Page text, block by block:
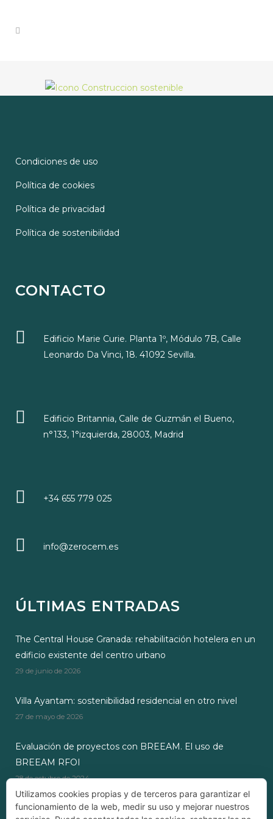
Condiciones de uso
Política de cookies
Política de privacidad
Política de sostenibilidad
CONTACTO
Edificio Marie Curie. Planta 1º, Módulo 7B, Calle
Leonardo Da Vinci, 18. 41092 Sevilla.
Edificio Britannia, Calle de Guzmán el Bueno,
n°133, 1°izquierda, 28003, Madrid
+34 655 779 025
info@zerocem.es
ÚLTIMAS ENTRADAS
The Central House Granada: rehabilitación hotelera en un
edificio existente del centro urbano
29 de junio de 2026
Villa Ayantam: sostenibilidad residencial en otro nivel
27 de mayo de 2026
Evaluación de proyectos con BREEAM. El uso de
BREEAM RFOI
28 de octubre de 2024
Utilizamos cookies propias y de terceros para garantizar el
funcionamiento de la web, medir su uso y mejorar nuestros